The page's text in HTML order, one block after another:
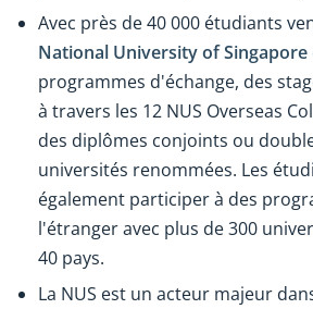
Avec près de 40 000 étudiants
National University of Singapore
programmes d'échange, des
à travers les 12 NUS Overseas
des diplômes conjoints ou
universités renommées. Les
également participer à des
l'étranger avec plus de 300
40 pays.
La NUS est un acteur majeur